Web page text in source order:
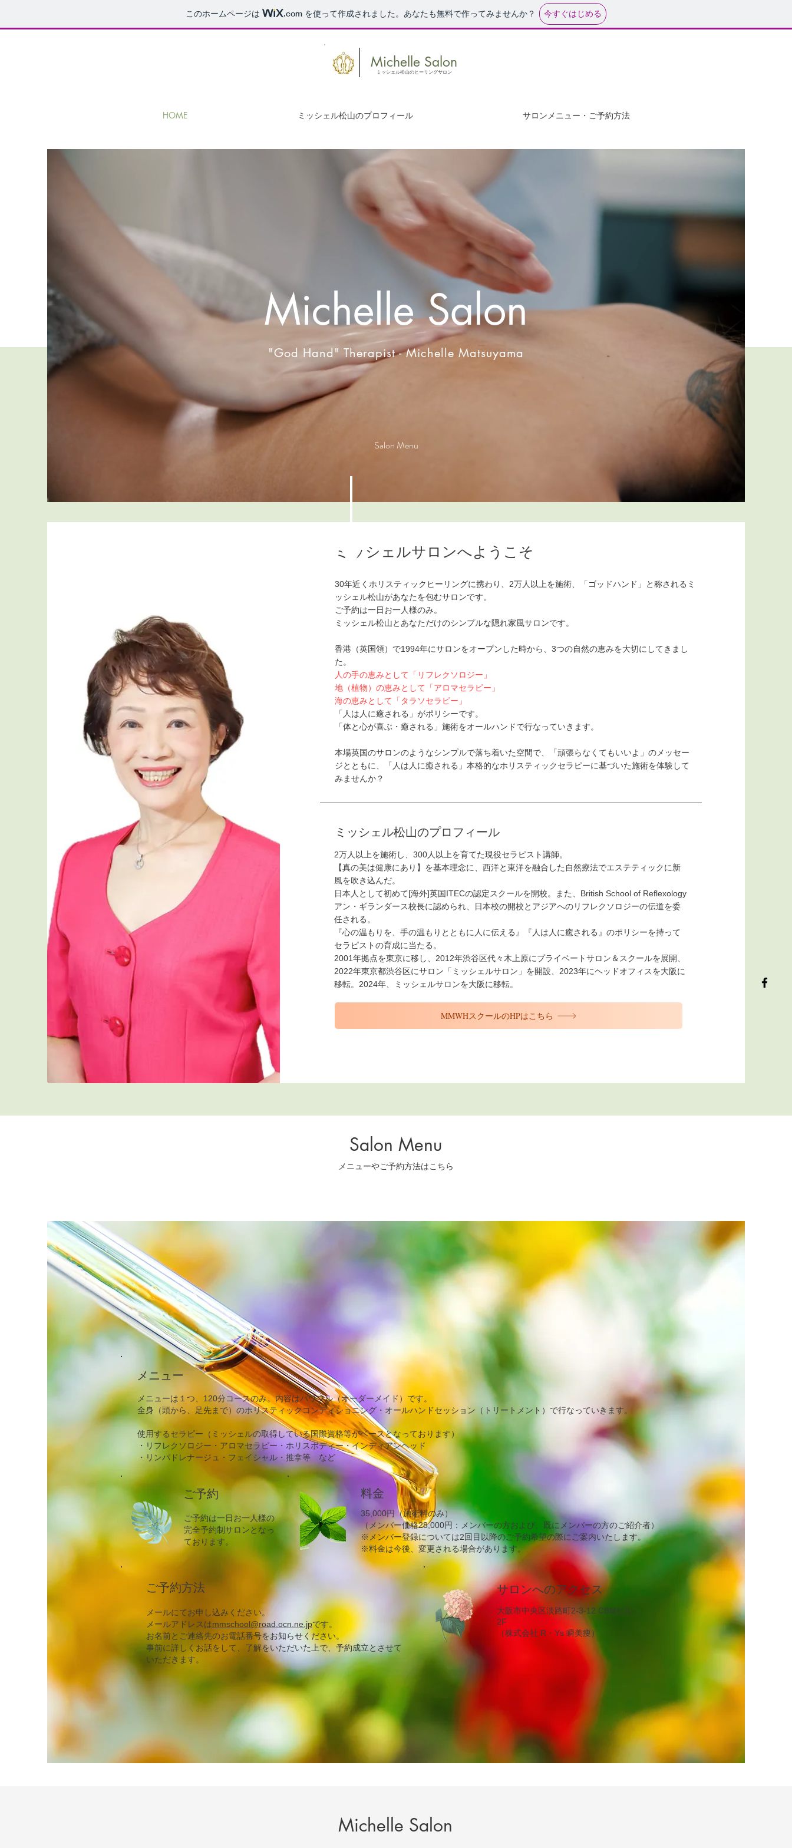
このホームページは .com を使って作成されました。あなたも無料で作ってみませんか？ 今すぐはじめる
Michelle Salon
ミッシェル松山のヒーリングサロン
HOME ミッシェル松山のプロフィール サロンメニュー・ご予約方法
ミッシェルサロンへようこそ
30年近くホリスティックヒーリングに携わり、2万人以上を施術、「ゴッドハンド」と称されるミ
ッシェル松山があなたを包むサロンです。
ご予約は一日お一人様のみ。
ミッシェル松山とあなただけのシンプルな隠れ家風サロンです。
香港（英国領）で1994年にサロンをオープンした時から、3つの自然の恵みを大切にしてきまし
た。
人の手の恵みとして「リフレクソロジー」
地（植物）の恵みとして「アロマセラピー」
海の恵みとして「タラソセラピー」
「人は人に癒される」がポリシーです。
「体と心が喜ぶ・癒される」施術をオールハンドで行なっていきます。
本場英国のサロンのようなシンプルで落ち着いた空間で、「頑張らなくてもいいよ」のメッセー
ジとともに、「人は人に癒される」本格的なホリスティックセラピーに基づいた施術を体験して
みませんか？
ミッシェル松山のプロフィール
2万人以上を施術し、300人以上を育てた現役セラピスト講師。
【真の美は健康にあり】を基本理念に、西洋と東洋を融合した自然療法でエステティックに新
風を吹き込んだ。
日本人として初めて[海外]英国ITECの認定スクールを開校。また、British School of Reflexology
アン・ギランダース校長に認められ、日本校の開校とアジアへのリフレクソロジーの伝道を委
任される。
『心の温もりを、手の温もりとともに人に伝える』『人は人に癒される』のポリシーを持って
セラピストの育成に当たる。
2001年拠点を東京に移し、2012年渋谷区代々木上原にプライベートサロン＆スクールを展開、
2022年東京都渋谷区にサロン「ミッシェルサロン」を開設、2023年にヘッドオフィスを大阪に
移転。2024年、ミッシェルサロンを大阪に移転。
MMWHスクールのHPはこちら
Michelle Salon
"God Hand" Therapist - Michelle Matsuyama
Salon Menu
Salon Menu
メニューやご予約方法はこちら
メニュー
メニューは１つ、120分コースのみ。内容はパワフル（オーダーメイド）です。
全身（頭から、足先まで）のホリスティックコンディショニング・オールハンドセッション（トリートメント）で行なっていきます。
使用するセラピー（ミッシェルの取得している国際資格等がベースとなっております）
・リフレクソロジー・アロマセラピー・ホリスボディー・インディアンヘッド
・リンパドレナージュ・フェイシャル・推拿等 など
ご予約
ご予約は一日お一人様の
完全予約制サロンとなっ
ております。
料金
35,000円（施術料のみ）
（メンバー価格28,000円：メンバーの方および、既にメンバーの方のご紹介者）
​※メンバー登録については2回目以降のご予約希望の際にご案内いたします。
​※料金は今後、変更される場合があります。
ご予約方法
メールにてお申し込みください。
メールアドレスはmmschool@road.ocn.ne.jp​です。
お名前とご連絡先のお電話番号をお知らせください。
事前に詳しくお話をして、了解をいただいた上で、予約成立とさせて
いただきます。
​サロンへのアクセス
大阪市中央区淡路町2-3-12 CBMビル
2F
​（株式会社 R・Ys 瞬美痩）
Michelle Salon